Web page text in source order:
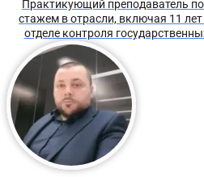
Практикующий преподаватель
стажем в отрасли, включая 11
отделе контроля